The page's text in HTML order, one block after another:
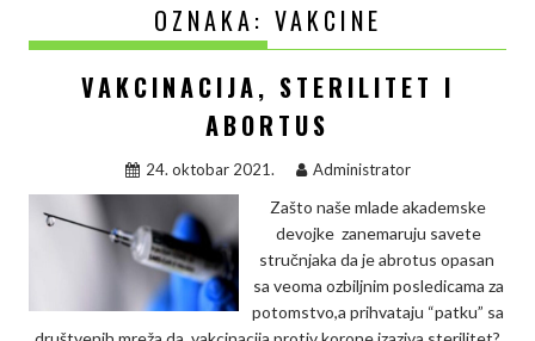
OZNAKA: VAKCINE
VAKCINACIJA, STERILITET I
ABORTUS
24. oktobar 2021. Administrator
Zašto naše mlade akademske
devojke zanemaruju savete
stručnjaka da je abrotus opasan
sa veoma ozbiljnim posledicama za
potomstvo,a prihvataju “patku” sa